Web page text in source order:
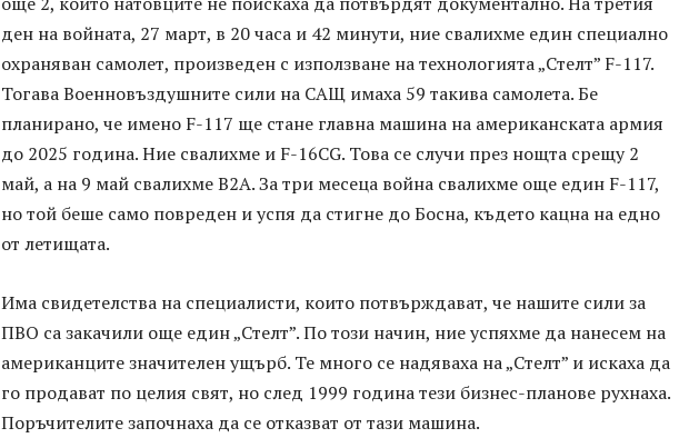
ден на войната, 27 март, в 20 часа и 42 минути, ние свалихме един специално
охраняван самолет, произведен с използване на технологията „Стелт” F-117.
Тогава Военновъздушните сили на САЩ имаха 59 такива самолета. Бе
планирано, че имено F-117 ще стане главна машина на американската армия
до 2025 година. Ние свалихме и F-16CG. Това се случи през нощта срещу 2
май, а на 9 май свалихме В2А. За три месеца война свалихме още един F-117,
но той беше само повреден и успя да стигне до Босна, където кацна на едно
от летищата.
Има свидетелства на специалисти, които потвърждават, че нашите сили за
ПВО са закачили още един „Стелт”. По този начин, ние успяхме да нанесем на
американците значителен ущърб. Те много се надяваха на „Стелт” и искаха да
го продават по целия свят, но след 1999 година тези бизнес-планове рухнаха.
Поръчителите започнаха да се отказват от тази машина.